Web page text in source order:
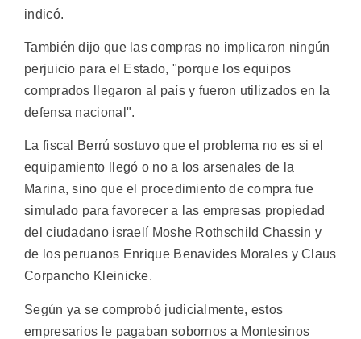
indicó.
También dijo que las compras no implicaron ningún
perjuicio para el Estado, "porque los equipos
comprados llegaron al país y fueron utilizados en la
defensa nacional".
La fiscal Berrú sostuvo que el problema no es si el
equipamiento llegó o no a los arsenales de la
Marina, sino que el procedimiento de compra fue
simulado para favorecer a las empresas propiedad
del ciudadano israelí Moshe Rothschild Chassin y
de los peruanos Enrique Benavides Morales y Claus
Corpancho Kleinicke.
Según ya se comprobó judicialmente, estos
empresarios le pagaban sobornos a Montesinos